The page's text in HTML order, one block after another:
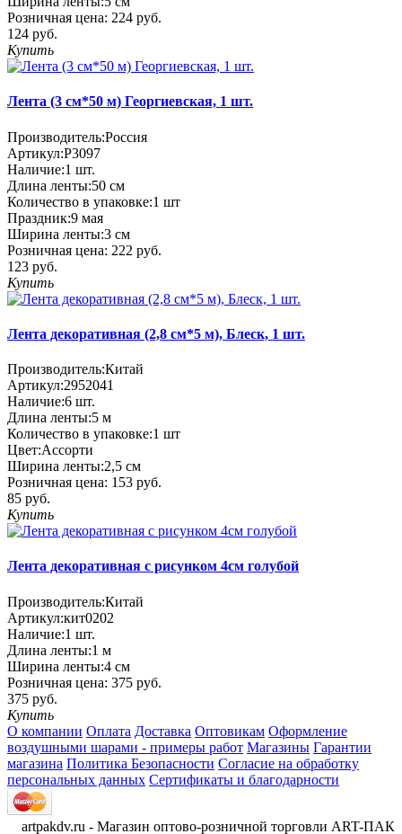
Розничная цена: 224 руб.
124 руб.
Купить
Лента (3 см*50 м) Георгиевская, 1 шт.
Производитель:Россия
Артикул:P3097
Наличие:1 шт.
Длина ленты:50 см
Количество в упаковке:1 шт
Праздник:9 мая
Ширина ленты:3 см
Розничная цена: 222 руб.
123 руб.
Купить
Лента декоративная (2,8 см*5 м), Блеск, 1 шт.
Производитель:Китай
Артикул:2952041
Наличие:6 шт.
Длина ленты:5 м
Количество в упаковке:1 шт
Цвет:Ассорти
Ширина ленты:2,5 см
Розничная цена: 153 руб.
85 руб.
Купить
Лента декоративная с рисунком 4см голубой
Производитель:Китай
Артикул:кит0202
Наличие:1 шт.
Длина ленты:1 м
Ширина ленты:4 см
Розничная цена: 375 руб.
375 руб.
Купить
О компании Оплата Доставка Оптовикам Оформление
воздушными шарами - примеры работ Магазины Гарантии
магазина Политика Безопасности Согласие на обработку
персональных данных Сертификаты и благодарности
artpakdv.ru - Магазин оптово-розничной торговли ART-ПАК